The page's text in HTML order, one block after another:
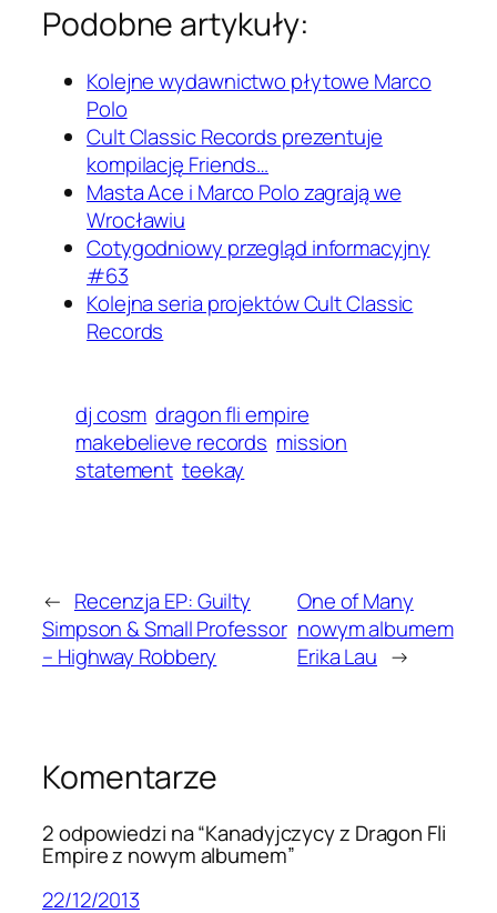
Podobne artykuły:
Kolejne wydawnictwo płytowe Marco
Polo
Cult Classic Records prezentuje
kompilację Friends…
Masta Ace i Marco Polo zagrają we
Wrocławiu
Cotygodniowy przegląd informacyjny
#63
Kolejna seria projektów Cult Classic
Records
dj cosm dragon fli empire
makebelieve records mission
statement teekay
← Recenzja EP: Guilty
Simpson & Small Professor
– Highway Robbery
One of Many
nowym albumem
Erika Lau →
Komentarze
2 odpowiedzi na “Kanadyjczycy z Dragon Fli
Empire z nowym albumem”
22/12/2013